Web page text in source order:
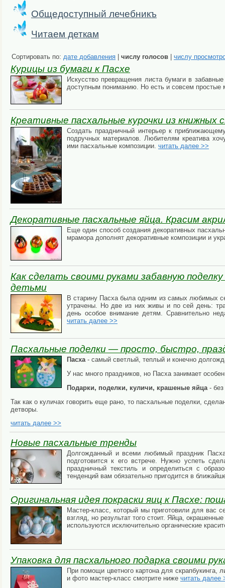
Общедоступный лечебникъ
Читаем деткам
Сортировать по: дате добавления числу голосов числу
Курицы из бумаги к Пасхе
Искусство превращения листа бумаги в
доступным пониманию. Но есть и совсем
Креативные пасхальные курочки из книжных
Создать праздничный интерьер к
подручных материалов. Любителям креатива
ими пасхальные композиции. читать далее >>
Декоративные пасхальные яйца. Красим
Еще один способ создания декоративных
мрамора дополнят декоративные композиции и
Как сделать своими руками забавную
детьми
В старину Пасха была одним из самых любимых
утрачены. Но две из них живы и по сей день:
день особое внимание детям. Сравнительно
читать далее >>
Пасхальные поделки — просто, быстро,
Пасха- самый светлый, теплый и конечно
У нас много праздников, но Пасха занимает
Подарки, поделки, куличи, крашеные яйца - без
Так как о куличах говорить еще рано, то пасхальные поделки,
детворы.
читать далее >>
Новые пасхальные тренды
Долгожданный и всеми любимый праздник
подготовится к его встрече. Нужно успеть
праздничный текстиль и определиться с
тенденций вам обязательно пригодится в
Оригинальная идея покраски яиц к Пасхе:
Мастер-класс, который мы приготовили для вас
взгляд, но результат того стоит. Яйца,
используются исключительно органические
Упаковка для пасхального подарка своими
При помощи цветного картона для скрапбукинга,
и фото мастер-класс смотрите ниже читать далее